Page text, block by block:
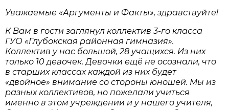
Уважаемые «Аргументы и Факты», здравствуйте!
К Вам в гости заглянул коллектив 3-го класса
ГУО «Глубокская районная гимназия».
Коллектив у нас большой, 28 учащихся. Из них
только 10 девочек. Девочки ещё не осознали, что
в старших классах каждой из них будет
«двойное» внимание со стороны юношей. Мы из
разных коллективов, но пожелали учиться
именно в этом учреждении и у нашего учителя,